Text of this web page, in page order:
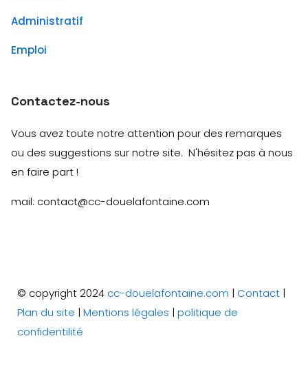
Administratif
Emploi
Contactez-nous
Vous avez toute notre attention pour des remarques
ou des suggestions sur notre site. N'hésitez pas à nous
en faire part !
mail: contact@cc-douelafontaine.com
© copyright 2024 cc-douelafontaine.com | Contact |
Plan du site |Mentions légales |politique de
confidentilité